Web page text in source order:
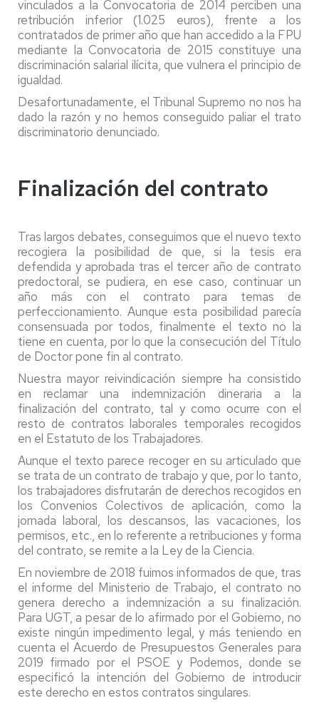
vinculados a la Convocatoria de 2014 perciben una
retribución inferior (1.025 euros), frente a los
contratados de primer año que han accedido a la FPU
mediante la Convocatoria de 2015 constituye una
discriminación salarial ilícita, que vulnera el principio de
igualdad.
Desafortunadamente, el Tribunal Supremo no nos ha
dado la razón y no hemos conseguido paliar el trato
discriminatorio denunciado.
Finalización del contrato
Tras largos debates, conseguimos que el nuevo texto
recogiera la posibilidad de que, si la tesis era
defendida y aprobada tras el tercer año de contrato
predoctoral, se pudiera, en ese caso, continuar un
año más con el contrato para temas de
perfeccionamiento. Aunque esta posibilidad parecía
consensuada por todos, finalmente el texto no la
tiene en cuenta, por lo que la consecución del Título
de Doctor pone fin al contrato.
Nuestra mayor reivindicación siempre ha consistido
en reclamar una indemnización dineraria a la
finalización del contrato, tal y como ocurre con el
resto de contratos laborales temporales recogidos
en el Estatuto de los Trabajadores.
Aunque el texto parece recoger en su articulado que
se trata de un contrato de trabajo y que, por lo tanto,
los trabajadores disfrutarán de derechos recogidos en
los Convenios Colectivos de aplicación, como la
jornada laboral, los descansos, las vacaciones, los
permisos, etc., en lo referente a retribuciones y forma
del contrato, se remite a la Ley de la Ciencia.
En noviembre de 2018 fuimos informados de que, tras
el informe del Ministerio de Trabajo, el contrato no
genera derecho a indemnización a su finalización.
Para UGT, a pesar de lo afirmado por el Gobierno, no
existe ningún impedimento legal, y más teniendo en
cuenta el Acuerdo de Presupuestos Generales para
2019 firmado por el PSOE y Podemos, donde se
especificó la intención del Gobierno de introducir
este derecho en estos contratos singulares.